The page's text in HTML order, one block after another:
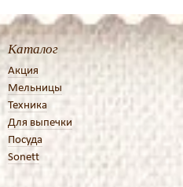
Каталог
Акция
Мельницы
Техника
Для выпечки
Посуда
Sonett